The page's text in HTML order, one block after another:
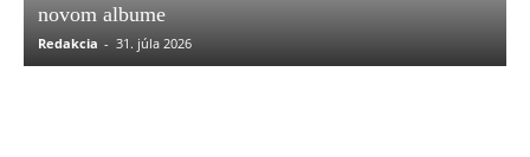
novom albume
Redakcia - 31. júla 2026